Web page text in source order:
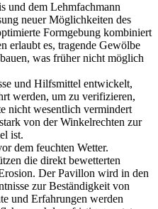
und dem Lehmfachmann
neuer Möglichkeiten des
Formgebung kombiniert
erlaubt es, tragende Gewölbe
was früher nicht möglich
und Hilfsmittel entwickelt,
werden, um zu verifizieren,
nicht wesentlich vermindert
von der Winkelrechten zur
ist.
dem feuchten Wetter.
die direkt bewetterten
Der Pavillon wird in den
zur Beständigkeit von
und Erfahrungen werden